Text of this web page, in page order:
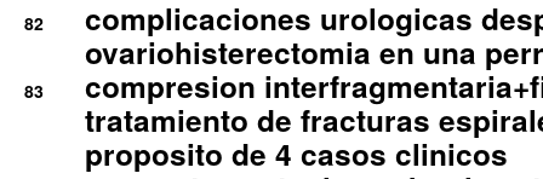
82
complicaciones urologicas
ovariohisterectomia en una
83
compresion
tratamiento de fracturas
proposito de 4 casos clinicos